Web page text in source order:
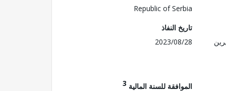
Republic of Serbia
تاريخ النفاذ
2023/08/28
الموافقة للسنة المالية 3